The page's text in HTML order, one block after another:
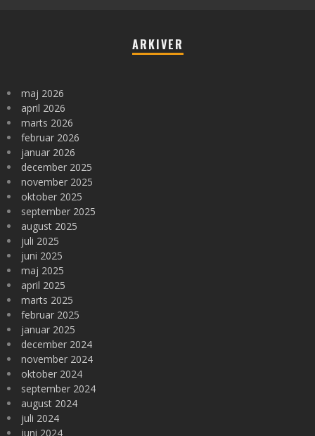
ARKIVER
maj 2026
april 2026
marts 2026
februar 2026
januar 2026
december 2025
november 2025
oktober 2025
september 2025
august 2025
juli 2025
juni 2025
maj 2025
april 2025
marts 2025
februar 2025
januar 2025
december 2024
november 2024
oktober 2024
september 2024
august 2024
juli 2024
juni 2024